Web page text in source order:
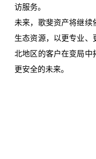
访服务。
未来，歌斐资产将继续
生态资源，以更专业
北地区的客户在变局中
更安全的未来。